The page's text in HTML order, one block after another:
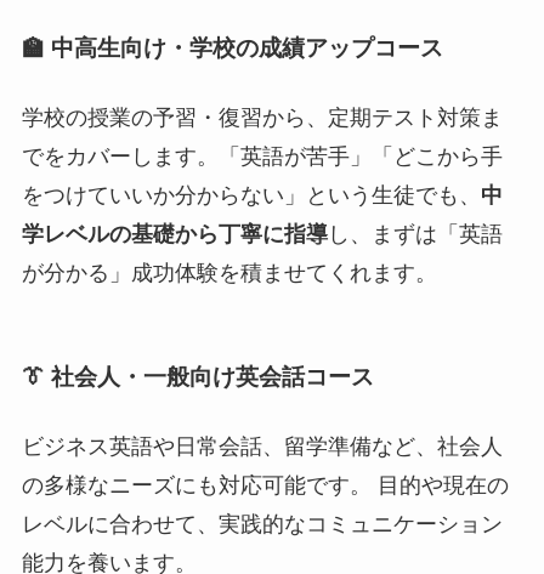
🏫 中高生向け・学校の成績アップコース
学校の授業の予習・復習から、定期テスト対策ま
でをカバーします。「英語が苦手」「どこから手
をつけていいか分からない」という生徒でも、 中
学レベルの基礎から丁寧に指導し、まずは「英語
が分かる」成功体験を積ませてくれます。
👔 社会人・一般向け英会話コース
ビジネス英語や日常会話、留学準備など、社会人
の多様なニーズにも対応可能です。 目的や現在の
レベルに合わせて、実践的なコミュニケーション
能力を養います。